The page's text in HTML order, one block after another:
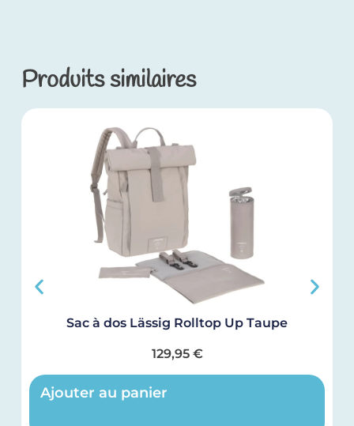
Produits similaires
Sac à dos Lässig Rolltop Up Taupe
129,95 €
Ajouter au panier